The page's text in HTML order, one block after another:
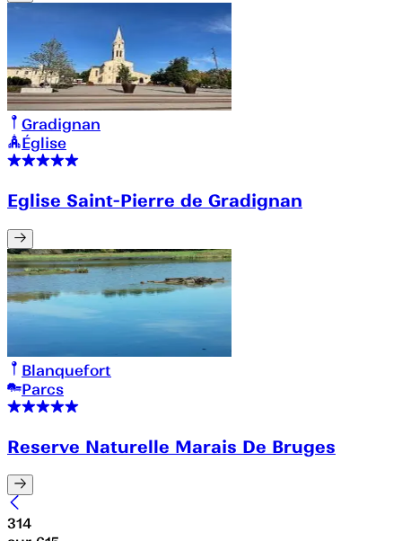
Gradignan
Église
Eglise Saint-Pierre de Gradignan
Blanquefort
Parcs
Reserve Naturelle Marais De Bruges
314